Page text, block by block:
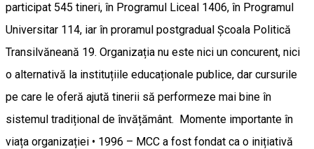
participat 545 tineri, în Programul Liceal 1406, în Programul
Universitar 114, iar în proramul postgradual Școala Politică
Transilvăneană 19. Organizația nu este nici un concurent, nici
o alternativă la instituțiile educaționale publice, dar cursurile
pe care le oferă ajută tinerii să performeze mai bine în
sistemul tradițional de învățământ. Momente importante în
viața organizației • 1996 – MCC a fost fondat ca o inițiativă